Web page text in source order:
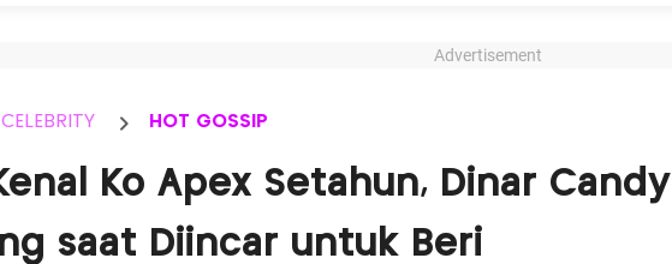
Advertisement
CELEBRITY HOT GOSSIP
Ko Apex Setahun, Dinar Candy
saat Diincar untuk Beri